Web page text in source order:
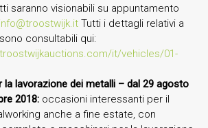
saranno visionabili su appuntamento
info@troostwijk.it Tutti i dettagli relativi a
consultabili qui:
it/vehicles/01-
la lavorazione dei metalli – dal 29 agosto
2018: occasioni interessanti per il
anche a fine estate, con